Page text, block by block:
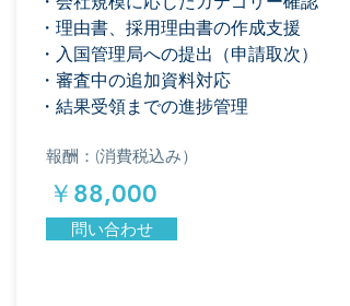
・理由書、採用理由書の作成支援
​・入国管理局への提出（申請取次）
・審査中の追加資料対応
・結果受領までの進捗管理
報酬：(消費税込み）
​￥88,000
問い合わせ